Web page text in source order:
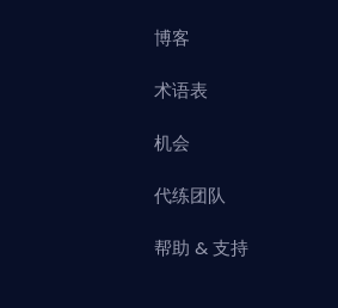
博客
术语表
机会
代练团队
帮助 & 支持